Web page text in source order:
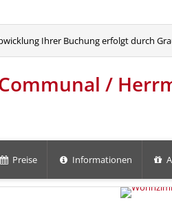
Ihrer Buchung erfolgt durch
/
Preise Informationen